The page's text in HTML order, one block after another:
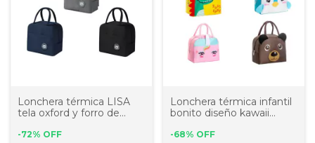
Lonchera térmica LISA
tela oxford y forro de
-72% OFF
Lonchera térmica infantil
bonito diseño kawaii
-68% OFF